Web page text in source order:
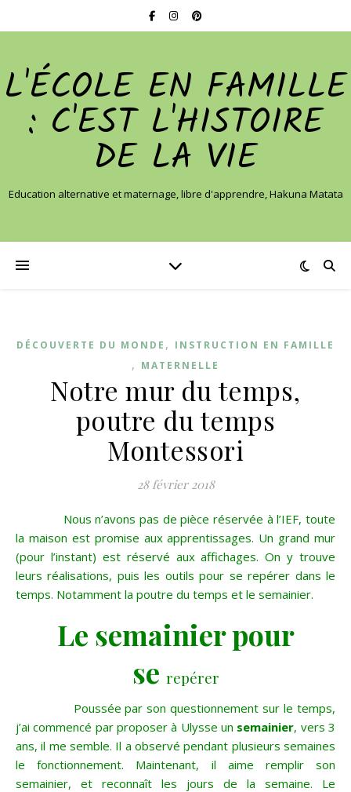
L'ÉCOLE EN FAMILLE
: C'EST L'HISTOIRE
DE LA VIE
Education alternative et maternage, libre d'apprendre, Hakuna Matata
DÉCOUVERTE DU MONDE , INSTRUCTION EN FAMILLE
, MATERNELLE
Notre mur du temps,
poutre du temps
Montessori
28 février 2018
Nous n’avons pas de pièce réservée à l’IEF, toute
la maison est promise aux apprentissages. Un grand mur
(pour l’instant) est réservé aux affichages. On y trouve
leurs réalisations, puis les outils pour se repérer dans le
temps. Notamment la poutre du temps et le semainier.
Le semainier pour
se repérer
Poussée par son questionnement sur le temps,
j’ai commencé par proposer à Ulysse un semainier, vers 3
ans, il me semble. Il a observé pendant plusieurs semaines
le fonctionnement. Maintenant, il aime remplir son
semainier, et reconnaît les jours de la semaine. Le